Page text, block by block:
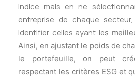
indice mais en ne
entreprise de chaque
identifier celles ayant les
Ainsi, en ajustant le poids de
le portefeuille, on peut
respectant les critères ESG et